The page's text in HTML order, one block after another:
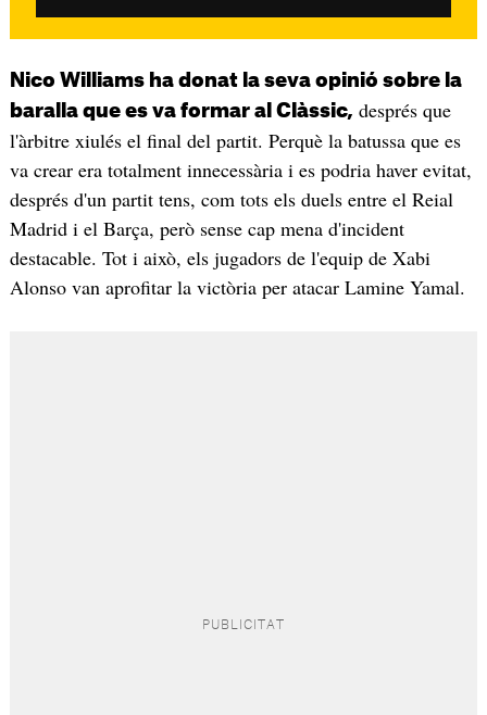
Nico Williams ha donat la seva opinió sobre la
baralla que es va formar al Clàssic, després que
l'àrbitre xiulés el final del partit. Perquè la batussa que es
va crear era totalment innecessària i es podria haver evitat,
després d'un partit tens, com tots els duels entre el Reial
Madrid i el Barça, però sense cap mena d'incident
destacable. Tot i això, els jugadors de l'equip de Xabi
Alonso van aprofitar la victòria per atacar Lamine Yamal.